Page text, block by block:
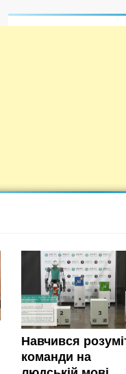
Навчився
команди на